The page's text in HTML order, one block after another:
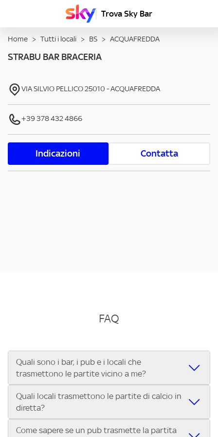
Trova Sky Bar
Home > Tutti i locali > BS > ACQUAFREDDA
STRABU BAR BRACERIA
VIA SILVIO PELLICO25010 -ACQUAFREDDA
+39 378 432 4866
Indicazioni Contatta
FAQ
Quali sono i bar, i pub e i locali che
trasmettono le partite vicino a me?
Se cerchi un bar, pub, ristorante o locale vicino a te per
vedere le partite di Serie A ENILIVE, la Serie C Sky Wifi, la
UEFA Champions League, la UEFA Europa League, la UEFA
Conference League, il Tennis, la Formula 1®, la MotoGP™ e
Quali locali trasmettono le partite di calcio in
diretta?
Vuoi sapere quali bar, pub o ristoranti mostrano le partite
Come sapere se un pub trasmette la partita